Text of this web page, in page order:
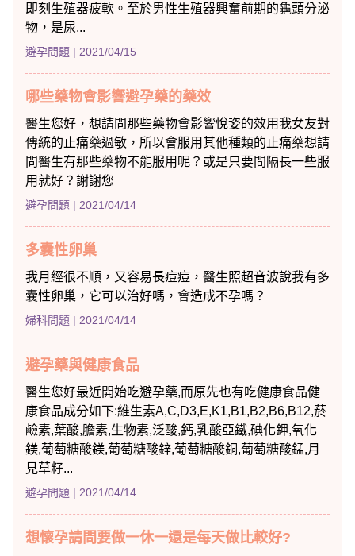
即刻生殖器疲軟。至於男性生殖器興奮前期的龜頭分泌
物，是尿...
避孕問題 | 2021/04/15
哪些藥物會影響避孕藥的藥效
醫生您好，想請問那些藥物會影響悅姿的效用我女友對
傳統的止痛藥過敏，所以會服用其他種類的止痛藥想請
問醫生有那些藥物不能服用呢？或是只要間隔長一些服
用就好？謝謝您
避孕問題 | 2021/04/14
多囊性卵巢
我月經很不順，又容易長痘痘，醫生照超音波說我有多
囊性卵巢，它可以治好嗎，會造成不孕嗎？
婦科問題 | 2021/04/14
避孕藥與健康食品
醫生您好最近開始吃避孕藥,而原先也有吃健康食品健
康食品成分如下:維生素A,C,D3,E,K1,B1,B2,B6,B12,菸
鹼素,葉酸,膽素,生物素,泛酸,鈣,乳酸亞鐵,碘化鉀,氧化
鎂,葡萄糖酸鎂,葡萄糖酸鋅,葡萄糖酸銅,葡萄糖酸錳,月
見草籽...
避孕問題 | 2021/04/14
想懷孕請問要做一休一還是每天做比較好?